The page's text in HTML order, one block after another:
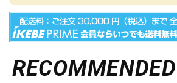
RECOMMENDED